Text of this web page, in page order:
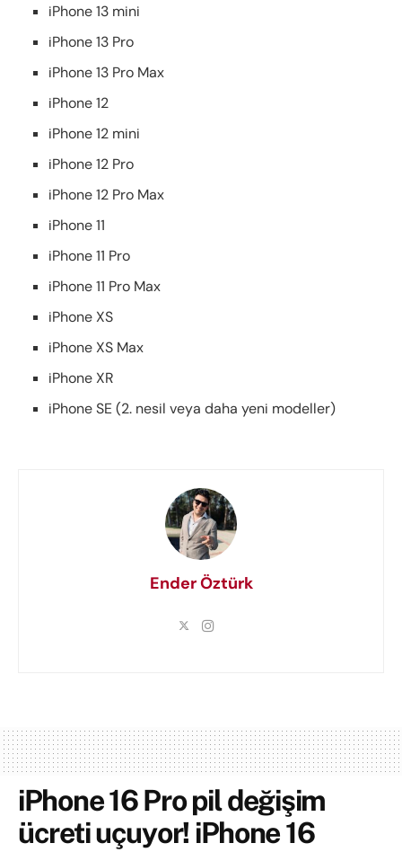
iPhone 13 mini
iPhone 13 Pro
iPhone 13 Pro Max
iPhone 12
iPhone 12 mini
iPhone 12 Pro
iPhone 12 Pro Max
iPhone 11
iPhone 11 Pro
iPhone 11 Pro Max
iPhone XS
iPhone XS Max
iPhone XR
iPhone SE (2. nesil veya daha yeni modeller)
Ender Öztürk
iPhone 16 Pro pil değişim
ücreti uçuyor! iPhone 16